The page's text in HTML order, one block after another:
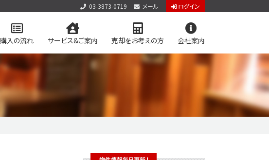
03-3873-0719 メール ログイン
購入の流れ サービス&ご案内 売却をお考えの方 会社案内
個人情報保護方針